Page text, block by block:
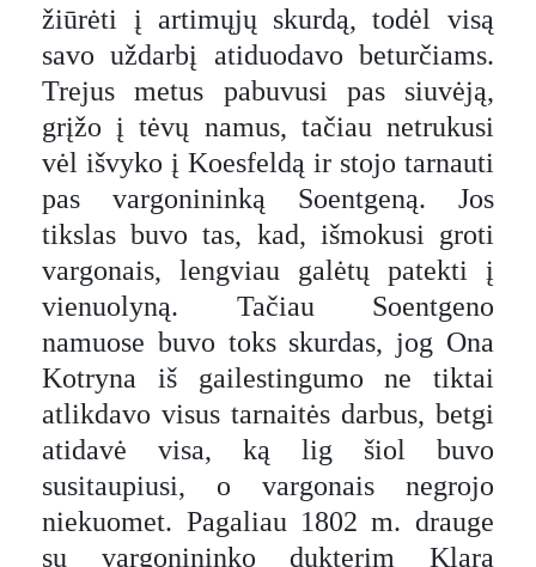
žiūrėti į artimųjų skurdą, todėl visą
savo uždarbį atiduodavo beturčiams.
Trejus metus pabuvusi pas siuvėją,
grįžo į tėvų namus, tačiau netrukusi
vėl išvyko į Koesfeldą ir stojo tarnauti
pas vargonininką Soentgeną. Jos
tikslas buvo tas, kad, išmokusi groti
vargonais, lengviau galėtų patekti į
vienuolyną. Tačiau Soentgeno
namuose buvo toks skurdas, jog Ona
Kotryna iš gailestingumo ne tiktai
atlikdavo visus tarnaitės darbus, betgi
atidavė visa, ką lig šiol buvo
susitaupiusi, o vargonais negrojo
niekuomet. Pagaliau 1802 m. drauge
su vargonininko dukterim Klara